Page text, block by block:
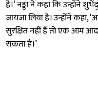
है।’ नड्डा ने कहा कि उन्होंने
जायजा लिया है। उन्होंने कहा,
सुरक्षित नहीं हैं ताे एक आम
सकता है।’